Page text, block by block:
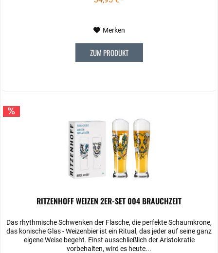
Merken
ZUM PRODUKT
RITZENHOFF WEIZEN 2ER-SET 004 BRAUCHZEIT
Das rhythmische Schwenken der Flasche, die perfekte Schaumkrone,
das konische Glas ‐ Weizenbier ist ein Ritual, das jeder auf seine ganz
eigene Weise begeht. Einst ausschließlich der Aristokratie
vorbehalten, wird es heute...